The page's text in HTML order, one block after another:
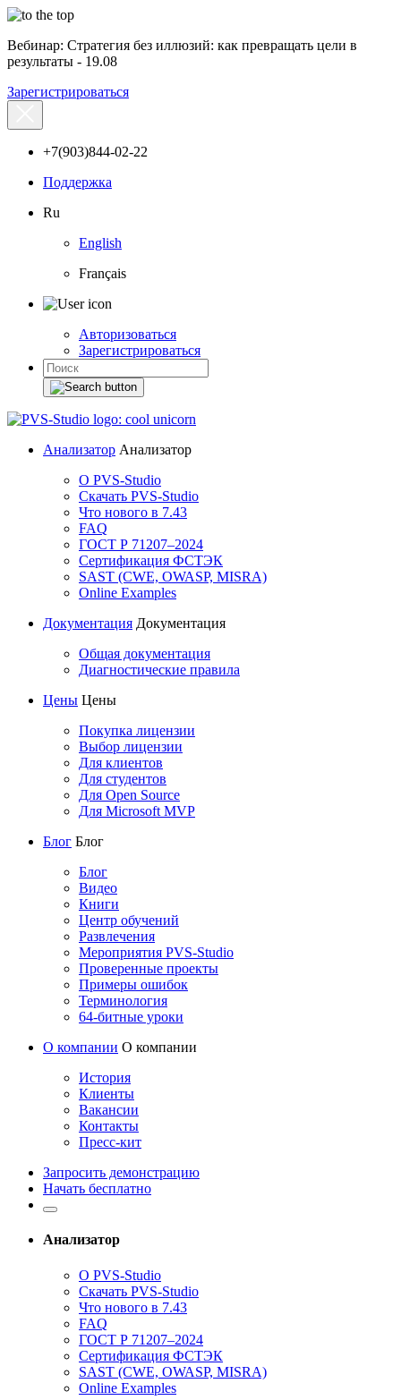
Вебинар: Стратегия без иллюзий: как превращать цели в
результаты - 19.08
Зарегистрироваться
+7(903)844-02-22
Поддержка
Ru
English
Français
Авторизоваться
Зарегистрироваться
Анализатор Анализатор
О PVS-Studio
Скачать PVS-Studio
Что нового в 7.43
FAQ
ГОСТ Р 71207–2024
Сертификация ФСТЭК
SAST (CWE, OWASP, MISRA)
Online Examples
Документация Документация
Общая документация
Диагностические правила
Цены Цены
Покупка лицензии
Выбор лицензии
Для клиентов
Для студентов
Для Open Source
Для Microsoft MVP
Блог Блог
Блог
Видео
Книги
Центр обучений
Развлечения
Мероприятия PVS-Studio
Проверенные проекты
Примеры ошибок
Терминология
64-битные уроки
О компании О компании
История
Клиенты
Вакансии
Контакты
Пресс-кит
Запросить демонстрацию
Начать бесплатно
Анализатор
О PVS-Studio
Скачать PVS-Studio
Что нового в 7.43
FAQ
ГОСТ Р 71207–2024
Сертификация ФСТЭК
SAST (CWE, OWASP, MISRA)
Online Examples